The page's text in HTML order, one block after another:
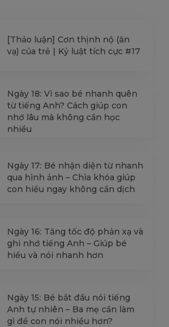
[Thảo luận] Cơn thịnh nộ (ăn
vạ) của trẻ | Kỷ luật tích cực #17
Ngày 18: Vì sao bé nhanh quên
từ tiếng Anh? Cách giúp con
nhớ lâu mà không cần học
nhiều
Ngày 17: Bé nhận diện từ nhanh
qua hình ảnh – Chìa khóa giúp
con hiểu ngay không cần dịch
Ngày 16: Tăng tốc độ phản xạ và
ghi nhớ tiếng Anh – Giúp bé
hiểu và nói nhanh hơn
Ngày 15: Bé bắt đầu nói tiếng
Anh tự nhiên – Ba mẹ cần làm
gì để con nói nhiều hơn?